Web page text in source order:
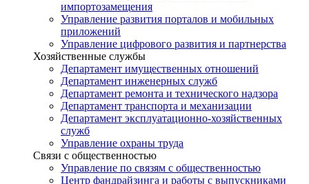
импортозамещения
Управление развития порталов и мобильных
приложений
Управление цифрового развития и партнерства
Хозяйственные службы
Департамент имущественных отношений
Департамент инженерных служб
Департамент ремонта и технического надзора
Департамент транспорта и механизации
Департамент эксплуатационно-хозяйственных
служб
Управление охраны труда
Связи с общественностью
Управление по связям с общественностью
Центр фандрайзинга и работы с выпускниками